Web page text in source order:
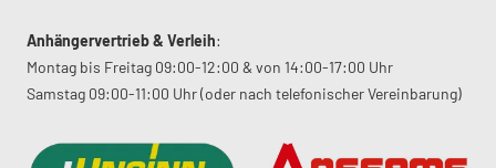
Anhängervertrieb & Verleih:
Montag bis Freitag 09:00-12:00 & von 14:00-17:00 Uhr
Samstag 09:00-11:00 Uhr (oder nach telefonischer Vereinbarung)